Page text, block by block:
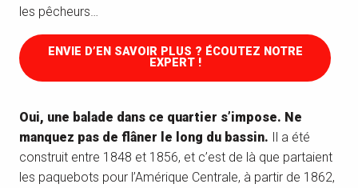
les pêcheurs…
ENVIE D’EN SAVOIR PLUS ? ÉCOUTEZ NOTRE
EXPERT !
Oui, une balade dans ce quartier s’impose. Ne
manquez pas de flâner le long du bassin. Il a été
construit entre 1848 et 1856, et c’est de là que partaient
les paquebots pour l’Amérique Centrale, à partir de 1862,